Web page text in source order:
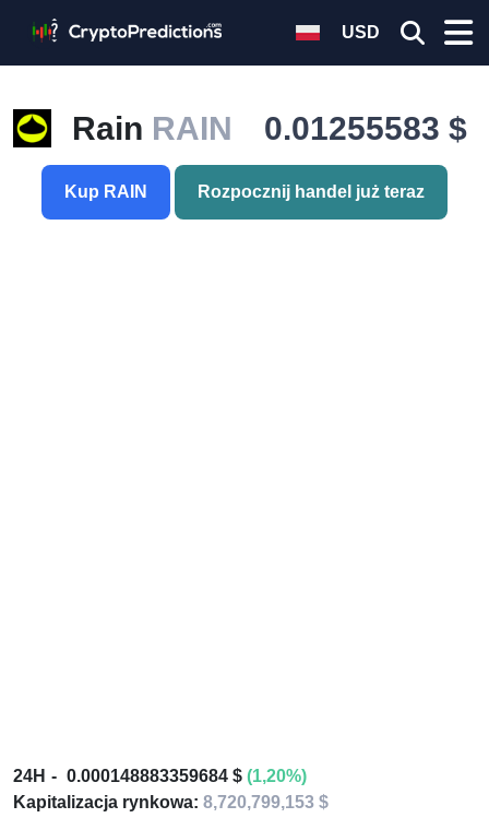
USD
Rain RAIN 0.01255583 $
Kup RAIN Rozpocznij handel już teraz
24H 0.000148883359684 $ (1,20%)
Kapitalizacja rynkowa: 8,720,799,153 $